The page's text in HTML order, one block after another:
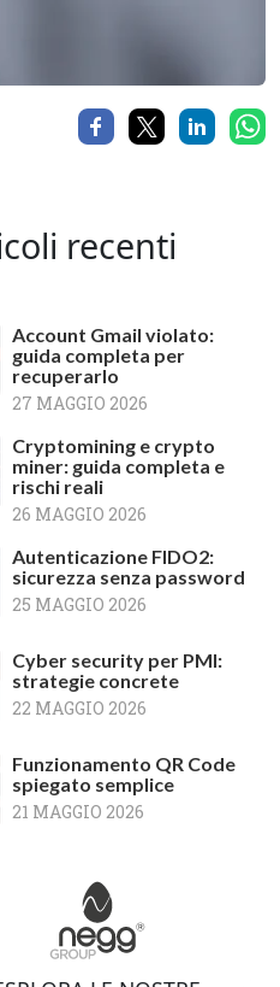
recenti
Account Gmail violato:
guida completa per
recuperarlo
27 MAGGIO 2026
Cryptomining e crypto
miner: guida completa e
rischi reali
26 MAGGIO 2026
Autenticazione FIDO2:
sicurezza senza password
25 MAGGIO 2026
Cyber security per PMI:
strategie concrete
22 MAGGIO 2026
Funzionamento QR Code
spiegato semplice
21 MAGGIO 2026